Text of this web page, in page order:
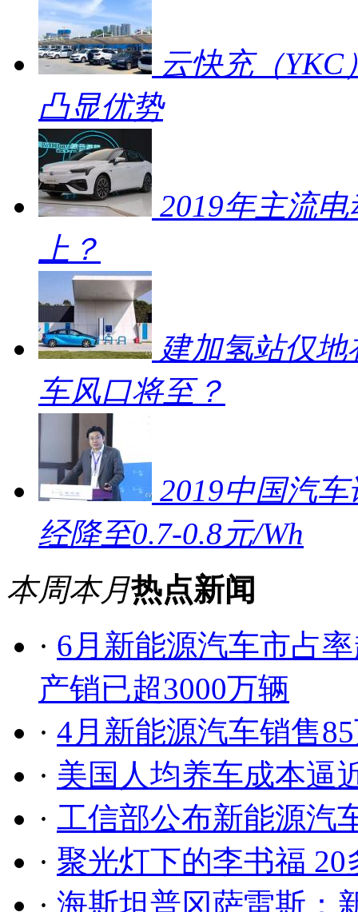
云快充（YKC
凸显优势
2019年主流
上？
建加氢站仅地
车风口将至？
2019中国汽
经降至0.7-0.8元/Wh
本周本月热点新闻
· 6月新能源汽车市占
产销已超3000万辆
· 4月新能源汽车销售
· 美国人均养车成本逼
· 工信部公布新能源汽
· 聚光灯下的李书福
· 海斯坦普冈萨雷斯：